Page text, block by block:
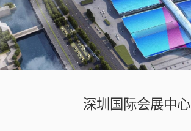
深圳国际会展中心